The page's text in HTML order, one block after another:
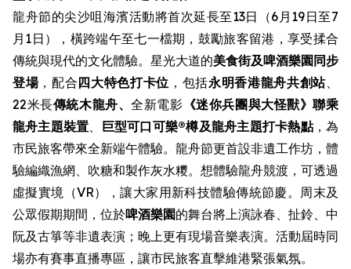
龍舟節的尖沙咀海濱活動將首次延長至13日（6月19日至7
月1日），橫跨端午至七一檔期，鼓勵旅客留港，享受揉合
傳統與現代的文化體驗。星光大道的美食街及啤酒樂園同步
登場，配合四大特色打卡位 ，包括永明香港龍舟共創站、
22米長傳統木龍舟、全新電影 《迷你兵團與大怪獸》聯乘
龍舟主題裝置、 巨型可口可樂®樽及龍舟主題打卡熱點，為
市民旅客帶來全新端午體驗。龍舟節更首設非遺工作坊，體
驗編織漁網、吹糖和製作灰水糭。想體驗龍舟競渡，可透過
虛擬實境（VR），讓大家用新科技體驗傳統節慶。周末及
公眾假期期間，位於啤酒樂園的舞台將上演詠春、扯鈴、中
阮及古箏等非遺表演；晚上更有現場音樂表演。活動屆時同
場亦有賽事直播專區，讓市民旅客直擊維港緊張氣氛。